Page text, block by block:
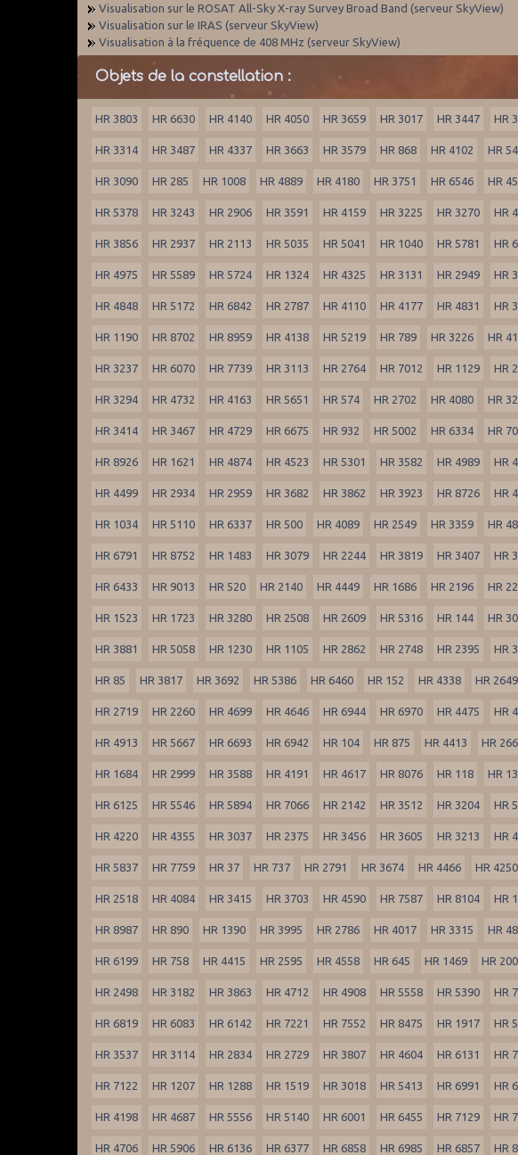
Visualisation sur le ROSAT All-Sky X-ray Survey Broad Band (serveur SkyView)
Visualisation sur le IRAS (serveur SkyView)
Visualisation à la fréquence de 408 MHz (serveur SkyView)
Objets de la constellation :
HR 3803 HR 6630 HR 4140 HR 4050 HR 3659 HR 3017 HR 3447 HR
HR 3314 HR 3487 HR 4337 HR 3663 HR 3579 HR 868 HR 4102 HR
HR 3090 HR 285 HR 1008 HR 4889 HR 4180 HR 3751 HR 6546 HR
HR 5378 HR 3243 HR 2906 HR 3591 HR 4159 HR 3225 HR 3270 HR
HR 3856 HR 2937 HR 2113 HR 5035 HR 5041 HR 1040 HR 5781 HR
HR 4975 HR 5589 HR 5724 HR 1324 HR 4325 HR 3131 HR 2949 HR
HR 4848 HR 5172 HR 6842 HR 2787 HR 4110 HR 4177 HR 4831 HR
HR 1190 HR 8702 HR 8959 HR 4138 HR 5219 HR 789 HR 3226 HR
HR 3237 HR 6070 HR 7739 HR 3113 HR 2764 HR 7012 HR 1129 HR
HR 3294 HR 4732 HR 4163 HR 5651 HR 574 HR 2702 HR 4080 HR
HR 3414 HR 3467 HR 4729 HR 6675 HR 932 HR 5002 HR 6334 HR
HR 8926 HR 1621 HR 4874 HR 4523 HR 5301 HR 3582 HR 4989 HR
HR 4499 HR 2934 HR 2959 HR 3682 HR 3862 HR 3923 HR 8726 HR
HR 1034 HR 5110 HR 6337 HR 500 HR 4089 HR 2549 HR 3359 HR
HR 6791 HR 8752 HR 1483 HR 3079 HR 2244 HR 3819 HR 3407 HR
HR 6433 HR 9013 HR 520 HR 2140 HR 4449 HR 1686 HR 2196 HR
HR 1523 HR 1723 HR 3280 HR 2508 HR 2609 HR 5316 HR 144 HR
HR 3881 HR 5058 HR 1230 HR 1105 HR 2862 HR 2748 HR 2395 HR
HR 85 HR 3817 HR 3692 HR 5386 HR 6460 HR 152 HR 4338 HR 2649
HR 2719 HR 2260 HR 4699 HR 4646 HR 6944 HR 6970 HR 4475 HR
HR 4913 HR 5667 HR 6693 HR 6942 HR 104 HR 875 HR 4413 HR
HR 1684 HR 2999 HR 3588 HR 4191 HR 4617 HR 8076 HR 118 HR
HR 6125 HR 5546 HR 5894 HR 7066 HR 2142 HR 3512 HR 3204 HR
HR 4220 HR 4355 HR 3037 HR 2375 HR 3456 HR 3605 HR 3213 HR
HR 5837 HR 7759 HR 37 HR 737 HR 2791 HR 3674 HR 4466 HR 4250
HR 2518 HR 4084 HR 3415 HR 3703 HR 4590 HR 7587 HR 8104 HR
HR 8987 HR 890 HR 1390 HR 3995 HR 2786 HR 4017 HR 3315 HR
HR 6199 HR 758 HR 4415 HR 2595 HR 4558 HR 645 HR 1469 HR
HR 2498 HR 3182 HR 3863 HR 4712 HR 4908 HR 5558 HR 5390 HR
HR 6819 HR 6083 HR 6142 HR 7221 HR 7552 HR 8475 HR 1917 HR
HR 3537 HR 3114 HR 2834 HR 2729 HR 3807 HR 4604 HR 6131 HR
HR 7122 HR 1207 HR 1288 HR 1519 HR 3018 HR 5413 HR 6991 HR
HR 4198 HR 4687 HR 5556 HR 5140 HR 6001 HR 6455 HR 7129 HR
HR 4706 HR 5906 HR 6136 HR 6377 HR 6858 HR 6985 HR 6857 HR